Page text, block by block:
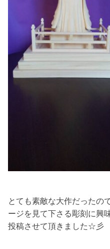
とても素敵な大作だったの
ージを見て下さる彫刻に興
投稿させて頂きました☆彡